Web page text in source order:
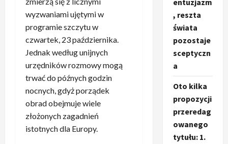
wyzwaniami ujętymi w
programie szczytu w
czwartek, 23 października.
Jednak według unijnych
urzędników rozmowy mogą
trwać do późnych godzin
nocnych, gdyż porządek
obrad obejmuje wiele
złożonych zagadnień
istotnych dla Europy.
entuzjazm
, reszta
świata
pozostaje
sceptyczn
a
Oto kilka
propozycji
przeredag
owanego
tytułu: 1.